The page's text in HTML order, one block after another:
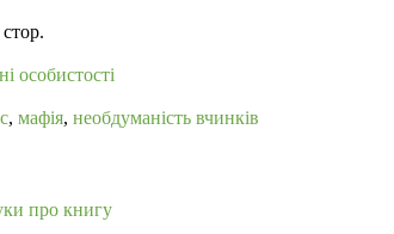
особистості
, мафія, необдуманість вчинків
про книгу